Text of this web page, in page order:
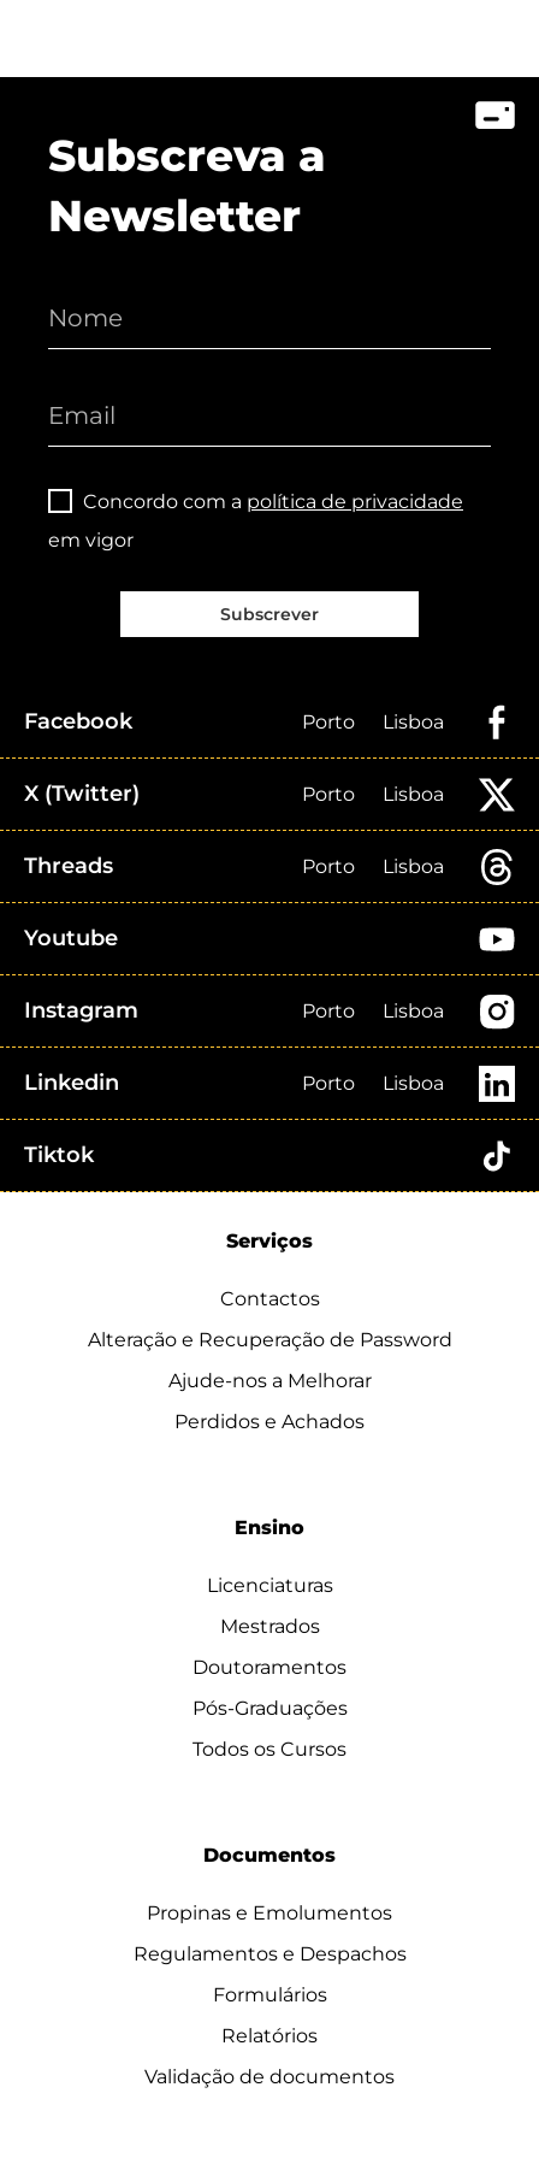
Subscreva a
Newsletter
Concordo com a política de privacidade
em vigor
Subscrever
Facebook Porto Lisboa
X (Twitter) Porto Lisboa
Threads Porto Lisboa
Youtube
Instagram Porto Lisboa
Linkedin Porto Lisboa
Tiktok
Serviços
Contactos
Alteração e Recuperação de Password
Ajude-nos a Melhorar
Perdidos e Achados
Ensino
Licenciaturas
Mestrados
Doutoramentos
Pós-Graduações
Todos os Cursos
Documentos
Propinas e Emolumentos
Regulamentos e Despachos
Formulários
Relatórios
Validação de documentos